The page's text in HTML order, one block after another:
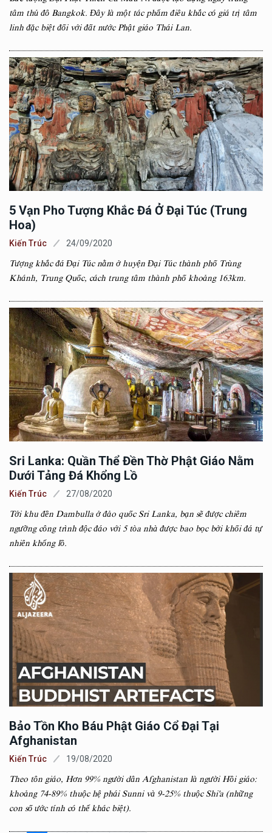
tâm thủ đô Bangkok. Đây là một tác phẩm điêu khắc có giá trị tâm
linh đặc biệt đối với đất nước Phật giáo Thái Lan.
5 Vạn Pho Tượng Khắc Đá Ở Đại Túc (Trung
Hoa)
Kiến Trúc 24/09/2020
Tượng khắc đá Đại Túc nằm ở huyện Đại Túc thành phố Trùng
Khánh, Trung Quốc, cách trung tâm thành phố khoảng 163km.
Sri Lanka: Quần Thể Đền Thờ Phật Giáo Nằm
Dưới Tảng Đá Khổng Lồ
Kiến Trúc 27/08/2020
Tới khu đền Dambulla ở đảo quốc Sri Lanka, bạn sẽ được chiêm
ngưỡng công trình độc đáo với 5 tòa nhà được bao bọc bởi khối đá tự
nhiên khổng lồ.
Bảo Tồn Kho Báu Phật Giáo Cổ Đại Tại
Afghanistan
Kiến Trúc 19/08/2020
Theo tôn giáo, Hơn 99% người dân Afghanistan là người Hồi giáo:
khoảng 74-89% thuộc hệ phái Sunni và 9-25% thuộc Shi'a (những
con số ước tính có thể khác biệt).